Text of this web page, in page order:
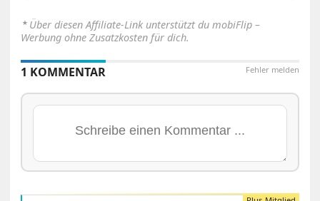
⋆ Über diesen Affiliate-Link unterstützt du mobiFlip –
Werbung ohne Zusatzkosten für dich.
Fehler melden
1 KOMMENTAR